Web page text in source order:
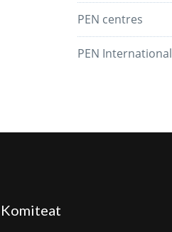
PEN centres
PEN International
Komiteat